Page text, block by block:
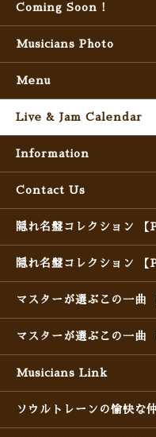
Coming Soon !
Musicians Photo
Menu
Live & Jam Calendar
Information
Contact Us
隠れ名盤コレクション 【
隠れ名盤コレクション 【
マスターが選ぶこの一曲
マスターが選ぶこの一曲
Musicians Link
ソウルトレーンの愉快な